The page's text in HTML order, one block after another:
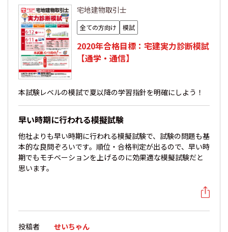
宅地建物取引士
全ての方向け 模試
2020年合格目標：宅建実力診断模試
【通学・通信】
本試験レベルの模試で夏以降の学習指針を明確にしよう！
早い時期に行われる模擬試験
他社よりも早い時期に行われる模擬試験で、試験の問題も基
本的な良問ぞろいです。順位・合格判定が出るので、早い時
期でもモチベーションを上げるのに効果適な模擬試験だと
思います。
投稿者 せいちゃん